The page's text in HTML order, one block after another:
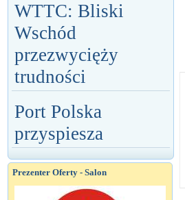
WTTC: Bliski
Wschód
przezwycięży
trudności
Port Polska
przyspiesza
Prezenter Oferty - Salon